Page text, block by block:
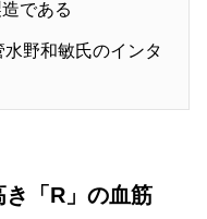
である
水野和敏氏のインタ
「R」の血筋